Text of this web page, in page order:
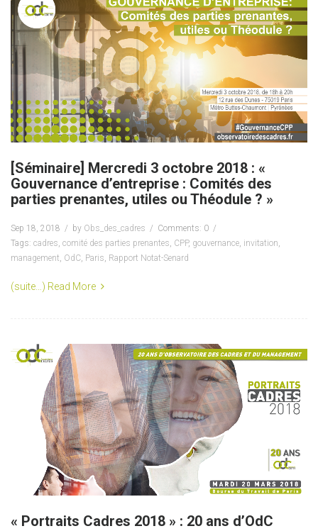
[Séminaire] Mercredi 3 octobre 2018 : «
Gouvernance d’entreprise : Comités des
parties prenantes, utiles ou Théodule ? »
Sep 18, 2018 by Obs_des_cadres
Comments: 0
Tags: cadres, comité des parties prenantes, CPP, gouvernance, invitation,
management, OdC, Paris, Rapport Notat-Senard
(suite…) Read More
« Portraits Cadres 2018 » : 20 ans d’OdC